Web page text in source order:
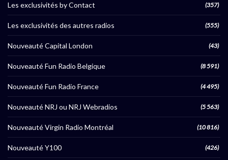
Les exclusivités by Contact (357)
Les exclusivités des autres radios (555)
Nouveauté Capital London (43)
Nouveauté Fun Radio Belgique (8 591)
Nouveauté Fun Radio France (4 495)
Nouveauté NRJ ou NRJ Webradios (5 563)
Nouveauté Virgin Radio Montréal (10 816)
Nouveauté Y100 (426)